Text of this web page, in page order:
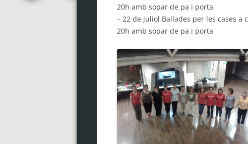
20h amb sopar de pa i porta
– 22 de juliol Ballades per les cases a
20h amb sopar de pa i porta